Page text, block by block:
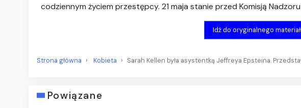
codziennym życiem przestępcy. 21 maja stanie przed Komisją
Idź do oryginalnego
Strona główna Kobieta Sarah Kellen była asystentką Jeffreya Epsteina.
Powiązane